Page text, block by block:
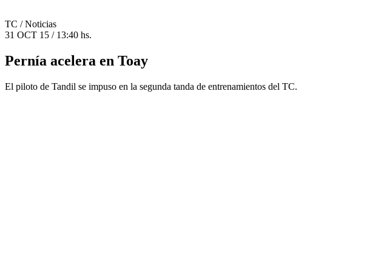
TC / Noticias
31 OCT 15 / 13:40 hs.
Pernía acelera en Toay
El piloto de Tandil se impuso en la segunda tanda de entrenamientos del TC.